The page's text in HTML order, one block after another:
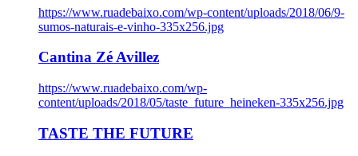
https://www.ruadebaixo.com/wp-content/uploads/2018/06/9-
sumos-naturais-e-vinho-335x256.jpg
Cantina Zé Avillez
https://www.ruadebaixo.com/wp-
content/uploads/2018/05/taste_future_heineken-335x256.jpg
TASTE THE FUTURE